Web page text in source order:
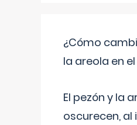
¿Cómo
la areola en
El pezón y la
oscurecen, al